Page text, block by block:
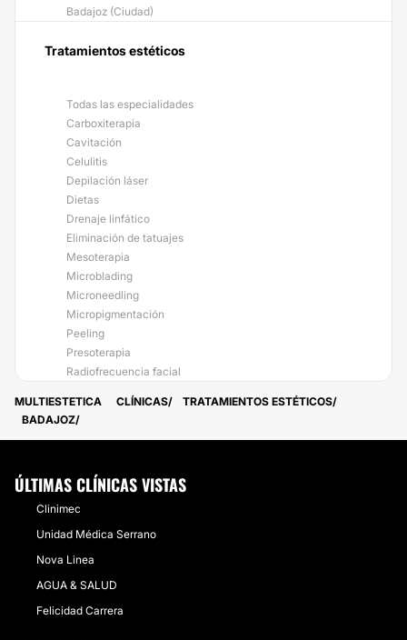
Badajoz (Ciudad)
Tratamientos estéticos
Todas las especialidades
Carboxiterapia
Cavitación
Celulitis
Depilación láser
Dietas
Drenaje linfático
Eliminación de tatuajes
Mesoterapia
Microblading
Microneedling
Micropigmentación
Peeling
Presoterapia
Radiofrecuencia facial
MULTIESTETICA CLÍNICAS
TRATAMIENTOS ESTÉTICOS
BADAJOZ
ÚLTIMAS CLÍNICAS VISTAS
Clinimec
Unidad Médica Serrano
Nova Linea
AGUA & SALUD
Felicidad Carrera